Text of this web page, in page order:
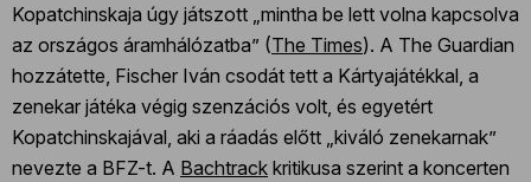
Kopatchinskaja úgy játszott „mintha be lett volna kapcsolva
az országos áramhálózatba” (The Times). A The Guardian
hozzátette, Fischer Iván csodát tett a Kártyajátékkal, a
zenekar játéka végig szenzációs volt, és egyetért
Kopatchinskajával, aki a ráadás előtt „kiváló zenekarnak”
nevezte a BFZ-t. A Bachtrack kritikusa szerint a koncerten